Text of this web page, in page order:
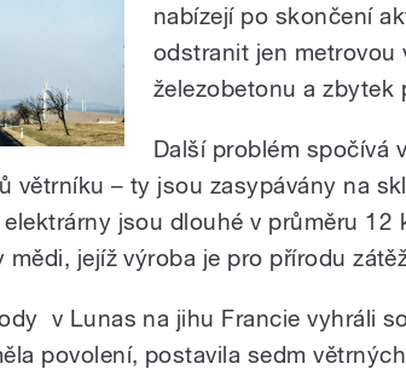
nabízejí po skončení
odstranit jen metrovou
železobetonu a zbytek
Další problém spočívá
větrníku – ty jsou zasypávány na
jsou dlouhé v průměru 12
jejíž výroba je pro přírodu
v Lunas na jihu Francie vyhráli
povolení, postavila sedm